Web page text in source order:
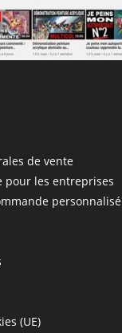
de vente
pour les entreprises
personnalisé
(UE)